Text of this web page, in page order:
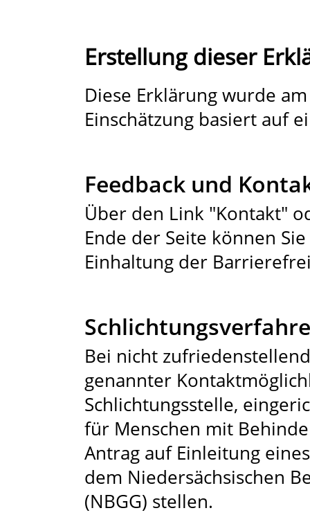
Erstellung dieser
Diese Erklärung wurde
Einschätzung basiert auf
Feedback und
Über den Link "Kontakt"
Ende der Seite können
Einhaltung der
Bei nicht
genannter
Schlichtungsstelle,
für Menschen mit
Antrag auf Einleitung
dem Niedersächsischen
(NBGG) stellen.